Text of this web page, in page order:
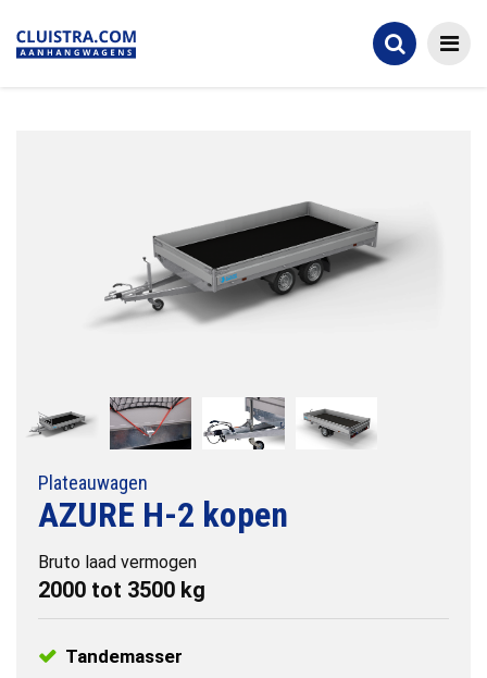
Plateauwagen
AZURE H-2 kopen
Bruto laad vermogen
2000 tot 3500 kg
Tandemasser